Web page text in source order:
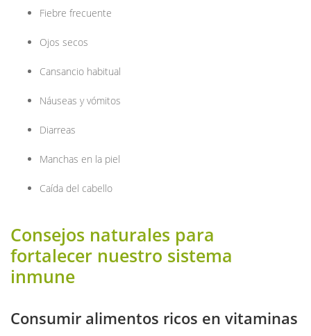
Fiebre frecuente
Ojos secos
Cansancio habitual
Náuseas y vómitos
Diarreas
Manchas en la piel
Caída del cabello
Consejos naturales para
fortalecer nuestro sistema
inmune
Consumir alimentos ricos en vitaminas